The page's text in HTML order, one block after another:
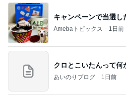
キャンペーンで当選し
Amebaトピックス 1日前
クロとこいたんって何
あいのりブログ 1日前